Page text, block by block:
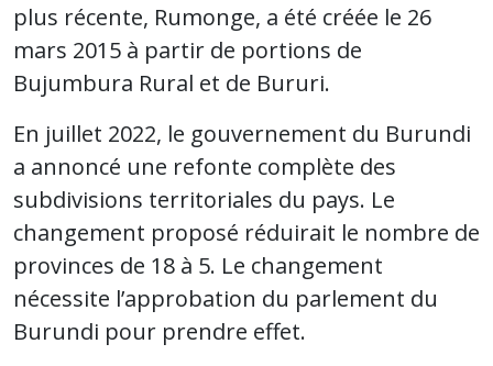
plus récente, Rumonge, a été créée le 26
mars 2015 à partir de portions de
Bujumbura Rural et de Bururi.
En juillet 2022, le gouvernement du Burundi
a annoncé une refonte complète des
subdivisions territoriales du pays. Le
changement proposé réduirait le nombre de
provinces de 18 à 5. Le changement
nécessite l’approbation du parlement du
Burundi pour prendre effet.